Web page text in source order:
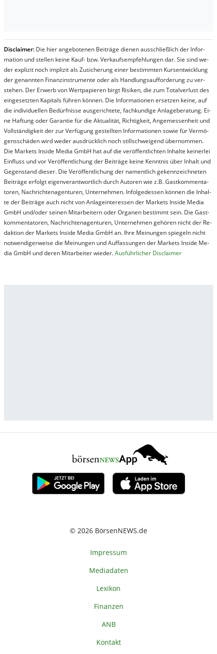
Dis­clai­mer: Die hier an­ge­bo­te­nen Bei­trä­ge die­nen aus­schließ­lich der In­for­
ma­t­ion und stel­len kei­ne Kauf- bzw. Ver­kaufs­em­pfeh­lung­en dar. Sie sind we­
der ex­pli­zit noch im­pli­zit als Zu­sich­er­ung ei­ner be­stim­mt­en Kurs­ent­wick­lung
der ge­nan­nt­en Fi­nanz­in­stru­men­te oder als Handl­ungs­auf­for­der­ung zu ver­
steh­en. Der Er­werb von Wert­pa­pier­en birgt Ri­si­ken, die zum To­tal­ver­lust des
ein­ge­setz­ten Ka­pi­tals füh­ren kön­nen. Die In­for­ma­tion­en er­setz­en kei­ne, auf
die in­di­vi­du­el­len Be­dür­fnis­se aus­ge­rich­te­te, fach­kun­di­ge An­la­ge­be­ra­tung. Ei­
ne Haf­tung oder Ga­ran­tie für die Ak­tu­ali­tät, Rich­tig­keit, An­ge­mes­sen­heit und
Vol­lständ­ig­keit der zur Ver­fü­gung ge­stel­lt­en In­for­ma­tion­en so­wie für Ver­mö­
gens­schä­den wird we­der aus­drück­lich noch stil­lschwei­gend über­nom­men.
Die Mar­kets In­side Me­dia GmbH hat auf die ver­öf­fent­lich­ten In­hal­te kei­ner­lei
Ein­fluss und vor Ver­öf­fent­lich­ung der Bei­trä­ge kei­ne Ken­nt­nis über In­halt und
Ge­gen­stand die­ser. Die Ver­öf­fent­lich­ung der na­ment­lich ge­kenn­zeich­net­en
Bei­trä­ge er­folgt ei­gen­ver­ant­wort­lich durch Au­tor­en wie z.B. Gast­kom­men­ta­
tor­en, Nach­richt­en­ag­en­tur­en, Un­ter­neh­men. In­fol­ge­des­sen kön­nen die In­hal­
te der Bei­trä­ge auch nicht von An­la­ge­in­te­res­sen der Mar­kets In­side Me­dia
GmbH und/oder sei­nen Mit­ar­bei­tern oder Or­ga­nen be­stim­mt sein. Die Gast­
kom­men­ta­tor­en, Nach­rich­ten­ag­en­tur­en, Un­ter­neh­men ge­hör­en nicht der Re­
dak­tion der Mar­kets In­side Me­dia GmbH an. Ihre Mei­nung­en spie­geln nicht
not­wen­di­ger­wei­se die Mei­nung­en und Auf­fas­sung­en der Mar­kets In­side Me­
dia GmbH und de­ren Mit­ar­bei­ter wie­der.Aus­führ­lich­er Dis­clai­mer
© 2026 BörsenNEWS.de
Impressum
Mediadaten
Lexikon
Finanzen
ANB
Kontakt